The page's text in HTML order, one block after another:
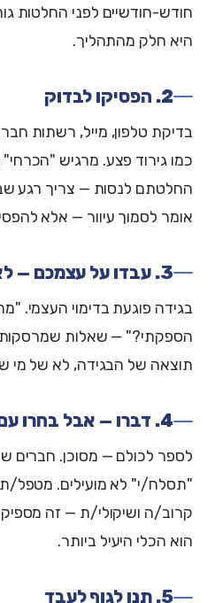
חודש-חודשיים לפני החלטות
היא חלק מהתהליך.
2. הפסיקו לבדוק
בדיקת טלפון, מייל, רשתות
כמו גירוד פצע. מרגיש "הכרחי"
החלטתם לנסות — צריך רגע
אומר לסמוך עיוור — אלא
3. עבדו על עצמכם — לא רק על הזוגיות
בגידה פוגעת בדימוי העצמי.
הספקתי?" — שאלות
תוצאה של הבגידה, לא של מי
4. דברו — אבל בחרו עם מי
לספר לכולם — מסוכן. חברים
"תסלח/י" לא מועילים.
קרוב/ה ושיקולי/ת — זה
הוא הכלי היעיל ביותר.
5. תנו לגוף לעבד